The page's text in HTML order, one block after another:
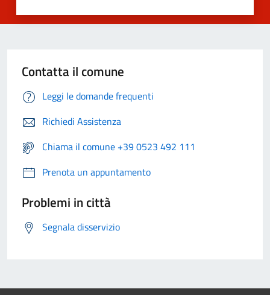
Contatta il comune
Leggi le domande frequenti
Richiedi Assistenza
Chiama il comune +39 0523 492 111
Prenota un appuntamento
Problemi in città
Segnala disservizio